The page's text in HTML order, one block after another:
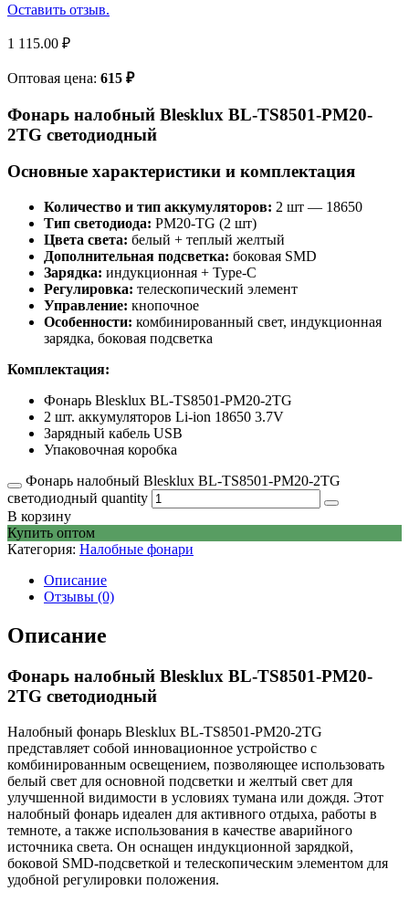
Оставить отзыв.
1 115.00 ₽
Оптовая цена: 615 ₽
Фонарь налобный Blesklux BL-TS8501-PM20-
2TG светодиодный
Основные характеристики и комплектация
Количество и тип аккумуляторов: 2 шт — 18650
Тип светодиода: PM20-TG (2 шт)
Цвета света: белый + теплый желтый
Дополнительная подсветка: боковая SMD
Зарядка: индукционная + Type-C
Регулировка: телескопический элемент
Управление: кнопочное
Особенности: комбинированный свет, индукционная
зарядка, боковая подсветка
Комплектация:
Фонарь Blesklux BL-TS8501-PM20-2TG
2 шт. аккумуляторов Li-ion 18650 3.7V
Зарядный кабель USB
Упаковочная коробка
Фонарь налобный Blesklux BL-TS8501-PM20-2TG
светодиодный quantity
В корзину
Купить оптом
Категория: Налобные фонари
Описание
Отзывы (0)
Описание
Фонарь налобный Blesklux BL-TS8501-PM20-
2TG светодиодный
Налобный фонарь Blesklux BL-TS8501-PM20-2TG
представляет собой инновационное устройство с
комбинированным освещением, позволяющее использовать
белый свет для основной подсветки и желтый свет для
улучшенной видимости в условиях тумана или дождя. Этот
налобный фонарь идеален для активного отдыха, работы в
темноте, а также использования в качестве аварийного
источника света. Он оснащен индукционной зарядкой,
боковой SMD-подсветкой и телескопическим элементом для
удобной регулировки положения.